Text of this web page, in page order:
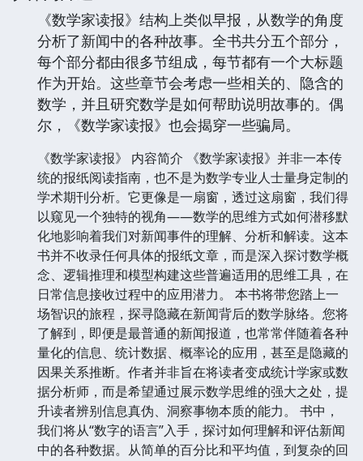
《数学家读报》结构上类似早报，从数学的角度
分析了新闻中的各种故事。全书共分五个部分，
每个部分都由很多节组成，每节都有一个大标题
作为开始。这些章节会考虑一些相关的、隐含的
数学，并且研究数学是如何帮助说明故事的。偶
尔，《数学家读报》也会揭穿一些骗局。
《数学家读报》 内容简介 《数学家读报》并非一本传
统的报纸阅读指南，也不是为数学专业人士量身定制的
学术期刊分析。它更像是一扇窗，透过这扇窗，我们得
以窥见一个独特的视角——数学的思维方式如何潜移默
化地影响着我们对新闻事件的理解、分析和解读。这本
书并不收录任何具体的报纸文章，而是深入探讨数学概
念、逻辑推理和模型构建这些普遍适用的思维工具，在
日常信息接收过程中的应用潜力。 本书将带您踏上一
场智识的旅程，探寻隐藏在新闻背后的数学脉络。您将
了解到，即便是最普通的新闻报道，也常常伴随着各种
量化的信息、统计数据、概率论的应用，甚至是隐藏的
因果关系推断。作者并非旨在将读者变成统计学家或数
据分析师，而是希望通过展示数学思维的强大之处，提
升读者辨别信息真伪、洞察事物本质的能力。 书中，
我们将从“数字的语言”入手，探讨如何理解和评估新闻
中的各种数据。从简单的百分比和平均值，到复杂的回